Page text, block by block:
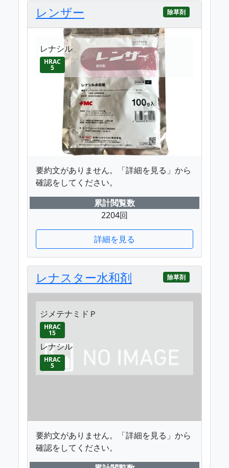
レンザー 除草剤
レナシル
HRAC
5
要約文がありません。「詳細を見る」から
確認をしてください。
累計閲覧数
2204回
詳細を見る
レナスター水和剤 除草剤
ジメテナミドＰ
HRAC
15
レナシル
HRAC
5
要約文がありません。「詳細を見る」から
確認をしてください。